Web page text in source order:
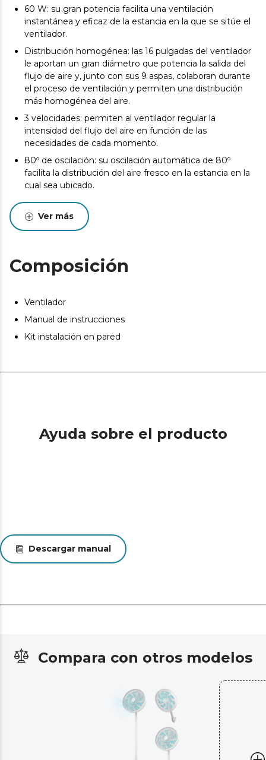
60 W: su gran potencia facilita una ventilación
instantánea y eficaz de la estancia en la que se sitúe el
ventilador.
Distribución homogénea: las 16 pulgadas del ventilador
le aportan un gran diámetro que potencia la salida del
flujo de aire y, junto con sus 9 aspas, colaboran durante
el proceso de ventilación y permiten una distribución
más homogénea del aire.
3 velocidades: permiten al ventilador regular la
intensidad del flujo del aire en función de las
necesidades de cada momento.
80º de oscilación: su oscilación automática de 80º
facilita la distribución del aire fresco en la estancia en la
cual sea ubicado.
Altura regulable: su altura máxima de 135 cm es
regulable, lo que permite seleccionar la altura a la cual
se desea que salga el aire fresco y adaptarlo a las
Uso sencillo: permite un cómodo control del ventilador
y seleccionar su funcionamiento de manera rápida e
Ver más
Composición
Ventilador
Manual de instrucciones
Kit instalación en pared
Ayuda sobre el producto
Descargar manual
Compara con otros modelos